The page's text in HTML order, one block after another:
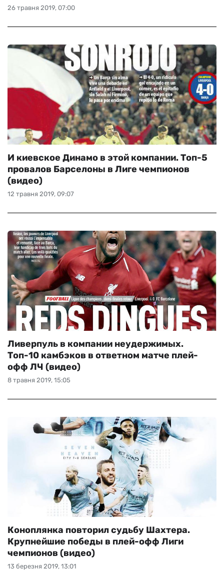
26 травня 2019, 07:00
12 травня 2019, 09:07
И киевское Динамо в этой компании. Топ-5
провалов Барселоны в Лиге чемпионов
(видео)
8 травня 2019, 15:05
Ливерпуль в компании неудержимых.
Топ-10 камбэков в ответном матче плей-
офф ЛЧ (видео)
13 березня 2019, 13:01
Коноплянка повторил судьбу Шахтера.
Крупнейшие победы в плей-офф Лиги
чемпионов (видео)